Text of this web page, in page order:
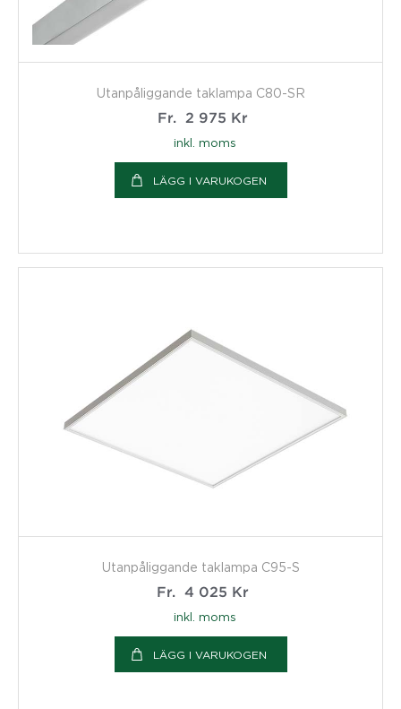
Utanpåliggande taklampa C80-SR
Fr.
2 975 Kr
inkl. moms
LÄGG I VARUKOGEN
Utanpåliggande taklampa C95-S
Fr.
4 025 Kr
inkl. moms
LÄGG I VARUKOGEN